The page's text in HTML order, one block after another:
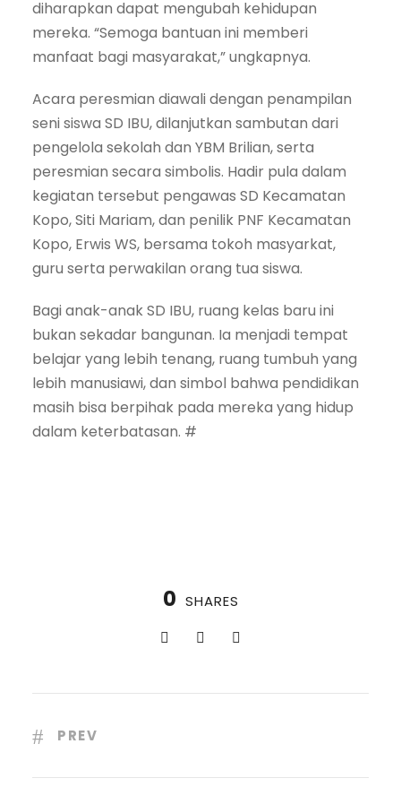
diharapkan dapat mengubah kehidupan
mereka. “Semoga bantuan ini memberi
manfaat bagi masyarakat,” ungkapnya.
Acara peresmian diawali dengan penampilan
seni siswa SD IBU, dilanjutkan sambutan dari
pengelola sekolah dan YBM Brilian, serta
peresmian secara simbolis. Hadir pula dalam
kegiatan tersebut pengawas SD Kecamatan
Kopo, Siti Mariam, dan penilik PNF Kecamatan
Kopo, Erwis WS, bersama tokoh masyarkat,
guru serta perwakilan orang tua siswa.
Bagi anak-anak SD IBU, ruang kelas baru ini
bukan sekadar bangunan. Ia menjadi tempat
belajar yang lebih tenang, ruang tumbuh yang
lebih manusiawi, dan simbol bahwa pendidikan
masih bisa berpihak pada mereka yang hidup
dalam keterbatasan. #
0 SHARES
PREV